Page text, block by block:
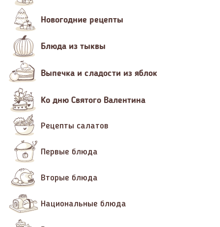
Новогодние рецепты
Блюда из тыквы
Выпечка и сладости из яблок
Ко дню Святого Валентина
Рецепты салатов
Первые блюда
Вторые блюда
Национальные блюда